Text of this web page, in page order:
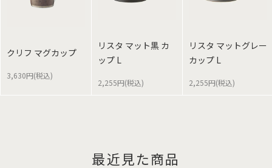
クリフ マグカップ
3,630円(税込)
リスタ マット黒 カ
ップ L
2,255円(税込)
リスタ マットグレー
カップ L
2,255円(税込)
最近見た商品